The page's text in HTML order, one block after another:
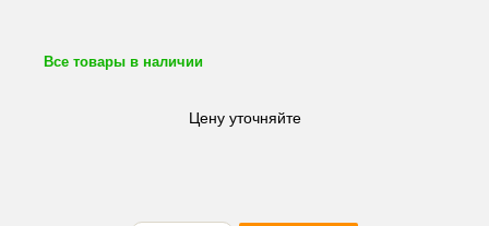
Все товары в наличии
Цену уточняйте